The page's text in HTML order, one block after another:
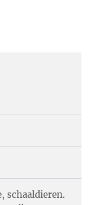
schaaldieren.